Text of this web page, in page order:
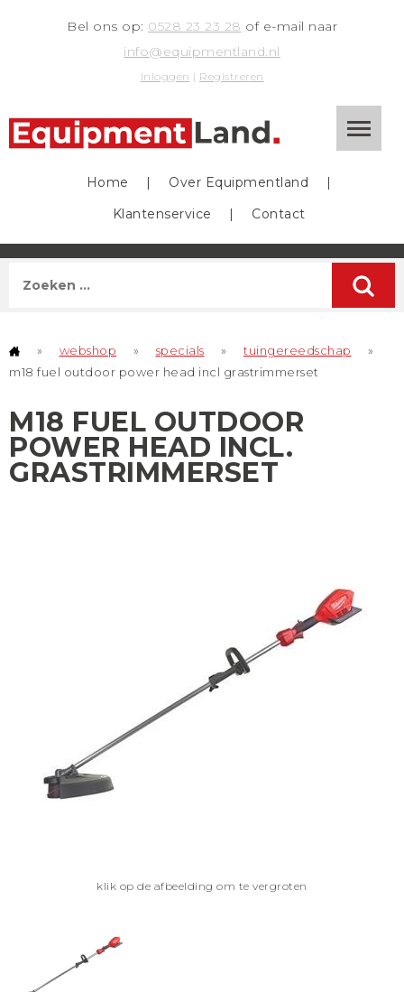
Bel ons op: 0528 23 23 28 of e-mail naar
info@equipmentland.nl
Inloggen | Registreren
Home | Over Equipmentland
|
Klantenservice
| Contact
» webshop » specials » tuingereedschap
»
m18 fuel outdoor power head incl grastrimmerset
M18 FUEL OUTDOOR
POWER HEAD INCL.
GRASTRIMMERSET
klik op de afbeelding om te vergroten